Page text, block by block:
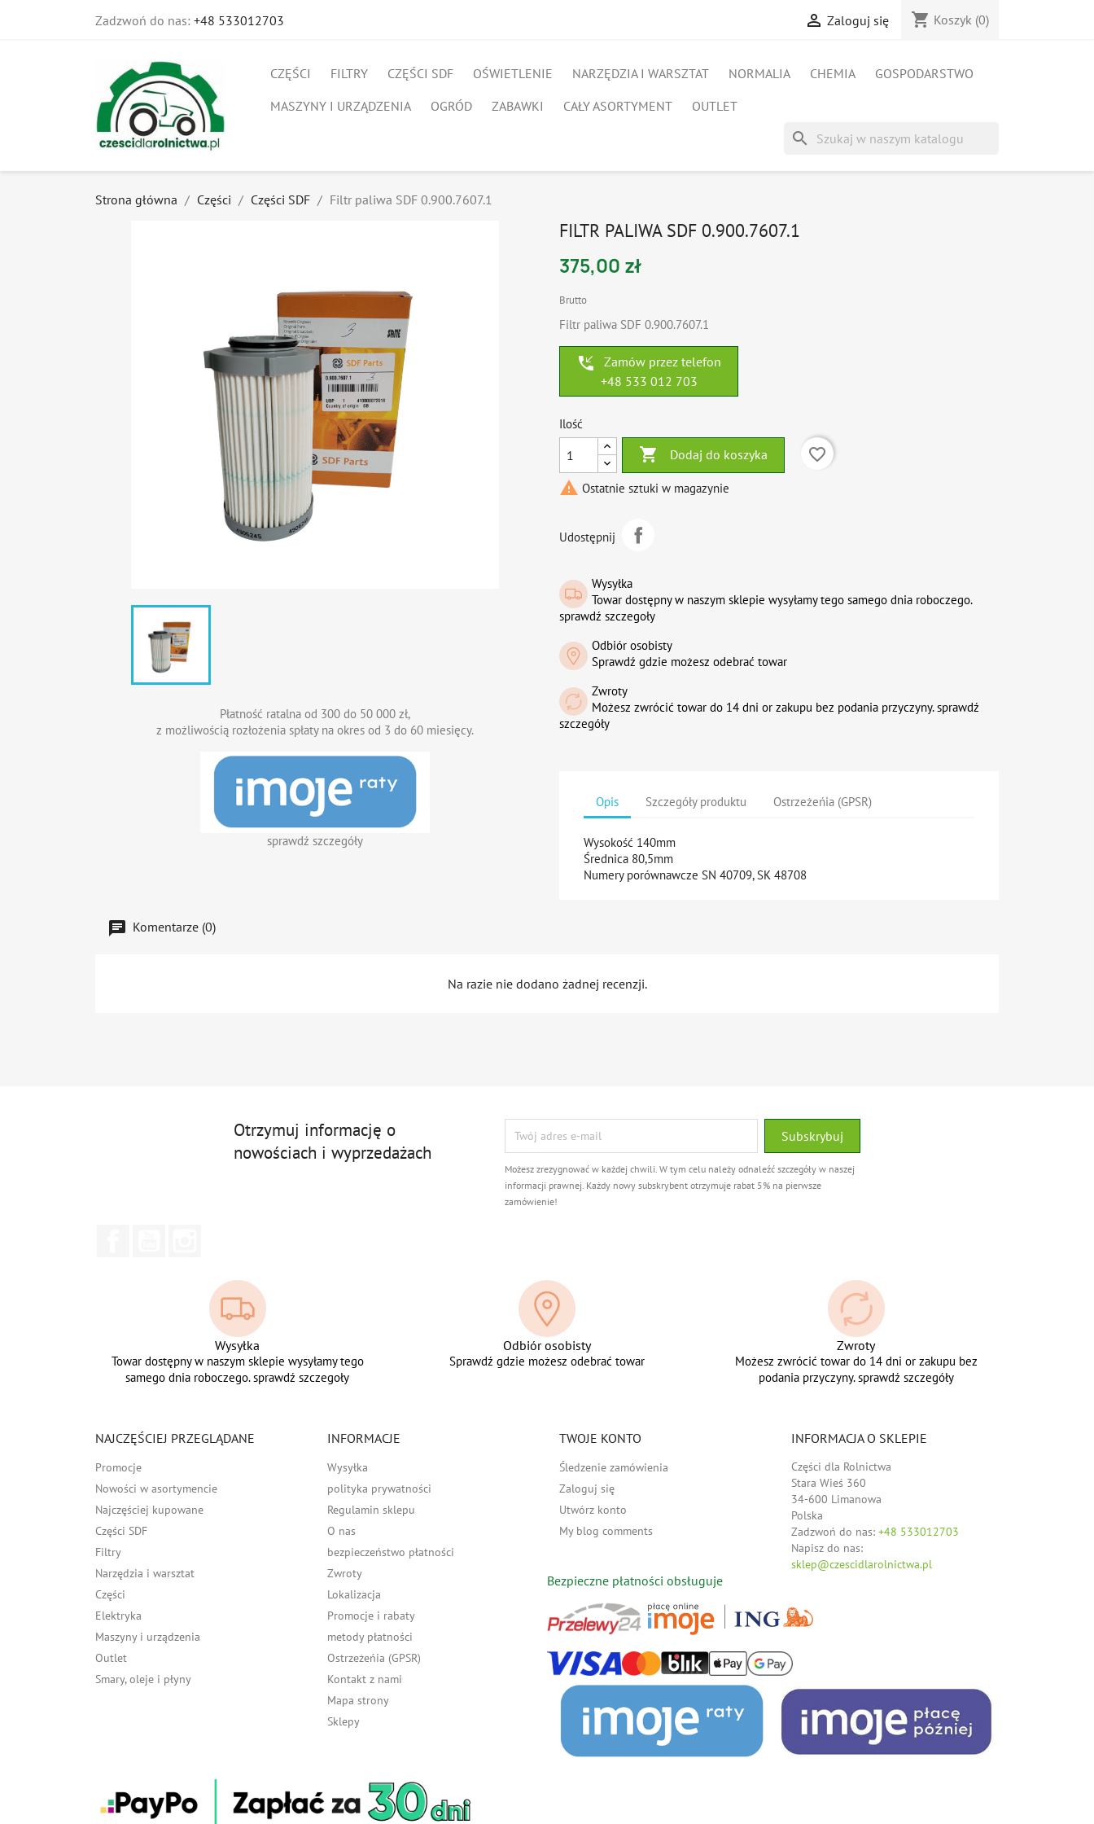
Zadzwoń do nas: +48 533012703  Zaloguj się shopping_cart Koszyk (0)
CZĘŚCI FILTRY CZĘŚCI SDF OŚWIETLENIE NARZĘDZIA I WARSZTAT NORMALIA CHEMIA
GOSPODARSTWO
MASZYNY I URZĄDZENIA
OGRÓD ZABAWKI CAŁY ASORTYMENT OUTLET
search
Strona główna Części Części SDF Filtr paliwa SDF 0.900.7607.1
Płatność ratalna od 300 do 50 000 zł,
z możliwością rozłożenia spłaty na okres od 3 do 60 miesięcy.
sprawdź szczegóły
FILTR PALIWA SDF 0.900.7607.1
375,00 zł
Brutto
Filtr paliwa SDF 0.900.7607.1
phone_callback
Zamów przez telefon
+48 533 012 703
Ilość
 Dodaj do koszyka
favorite_border
 Ostatnie sztuki w magazynie
Udostępnij
Wysyłka
Towar dostępny w naszym sklepie wysyłamy tego samego dnia roboczego.
sprawdź szczegoły
Odbiór osobisty
Sprawdź gdzie możesz odebrać towar
Zwroty
Możesz zwrócić towar do 14 dni or zakupu bez podania przyczyny. sprawdź
szczegóły
Opis Szczegóły produktu Ostrzeżeńia (GPSR)
Wysokość 140mm
Średnica 80,5mm
Numery porównawcze SN 40709, SK 48708
Komentarze (0)
Na razie nie dodano żadnej recenzji.
Otrzymuj informację o
nowościach i wyprzedażach
Możesz zrezygnować w każdej chwili. W tym celu należy odnaleźć szczegóły w naszej
informacji prawnej. Każdy nowy subskrybent otrzymuje rabat 5% na pierwsze
zamówienie!
Wysyłka
Towar dostępny w naszym sklepie wysyłamy tego
samego dnia roboczego. sprawdź szczegoły
Odbiór osobisty
Sprawdź gdzie możesz odebrać towar
Zwroty
Możesz zwrócić towar do 14 dni or zakupu bez
podania przyczyny. sprawdź szczegóły
NAJCZĘŚCIEJ PRZEGLĄDANE
Promocje
Nowości w asortymencie
Najczęściej kupowane
Części SDF
Filtry
Narzędzia i warsztat
Części
Elektryka
Maszyny i urządzenia
Outlet
Smary, oleje i płyny
INFORMACJE
Wysyłka
polityka prywatności
Regulamin sklepu
O nas
bezpieczeństwo płatności
Zwroty
Lokalizacja
Promocje i rabaty
metody płatności
Ostrzeżeńia (GPSR)
Kontakt z nami
Mapa strony
Sklepy
TWOJE KONTO
Śledzenie zamówienia
Zaloguj się
Utwórz konto
My blog comments
INFORMACJA O SKLEPIE
Części dla Rolnictwa
Stara Wieś 360
34-600 Limanowa
Polska
Zadzwoń do nas: +48 533012703
Napisz do nas:
sklep@czescidlarolnictwa.pl
Bezpieczne płatności obsługuje